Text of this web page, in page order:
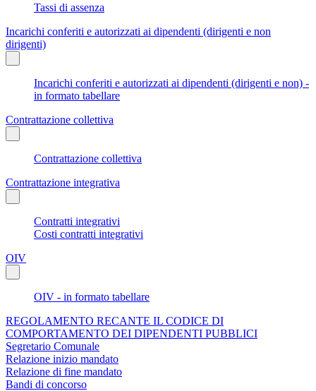
Tassi di assenza
Incarichi conferiti e autorizzati ai dipendenti (dirigenti e non
dirigenti)
Incarichi conferiti e autorizzati ai dipendenti (dirigenti e non) -
in formato tabellare
Contrattazione collettiva
Contrattazione collettiva
Contrattazione integrativa
Contratti integrativi
Costi contratti integrativi
OIV
OIV - in formato tabellare
REGOLAMENTO RECANTE IL CODICE DI
COMPORTAMENTO DEI DIPENDENTI PUBBLICI
Segretario Comunale
Relazione inizio mandato
Relazione di fine mandato
Bandi di concorso